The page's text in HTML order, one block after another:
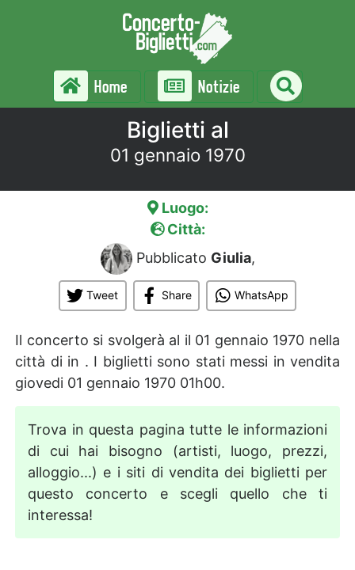
Home Notizie
Biglietti al
01 gennaio 1970
Luogo:
Città:
Pubblicato Giulia,
Tweet Share WhatsApp
Il concerto si svolgerà al il 01 gennaio 1970 nella
città di in . I biglietti sono stati messi in vendita
giovedi 01 gennaio 1970 01h00.
Trova in questa pagina tutte le informazioni
di cui hai bisogno (artisti, luogo, prezzi,
alloggio...) e i siti di vendita dei biglietti per
questo concerto e scegli quello che ti
interessa!